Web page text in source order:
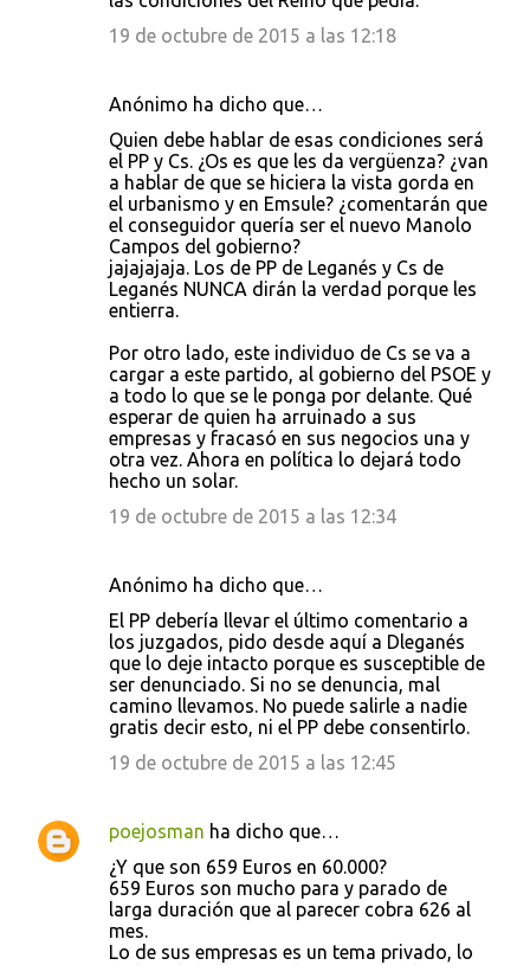
19 de octubre de 2015 a las 12:18
Anónimo ha dicho que…
Quien debe hablar de esas condiciones será
el PP y Cs. ¿Os es que les da vergüenza? ¿van
a hablar de que se hiciera la vista gorda en
el urbanismo y en Emsule? ¿comentarán que
el conseguidor quería ser el nuevo Manolo
Campos del gobierno?
jajajajaja. Los de PP de Leganés y Cs de
Leganés NUNCA dirán la verdad porque les
entierra.
Por otro lado, este individuo de Cs se va a
cargar a este partido, al gobierno del PSOE y
a todo lo que se le ponga por delante. Qué
esperar de quien ha arruinado a sus
empresas y fracasó en sus negocios una y
otra vez. Ahora en política lo dejará todo
hecho un solar.
19 de octubre de 2015 a las 12:34
Anónimo ha dicho que…
El PP debería llevar el último comentario a
los juzgados, pido desde aquí a Dleganés
que lo deje intacto porque es susceptible de
ser denunciado. Si no se denuncia, mal
camino llevamos. No puede salirle a nadie
gratis decir esto, ni el PP debe consentirlo.
19 de octubre de 2015 a las 12:45
poejosman ha dicho que…
¿Y que son 659 Euros en 60.000?
659 Euros son mucho para y parado de
larga duración que al parecer cobra 626 al
mes.
Lo de sus empresas es un tema privado, lo